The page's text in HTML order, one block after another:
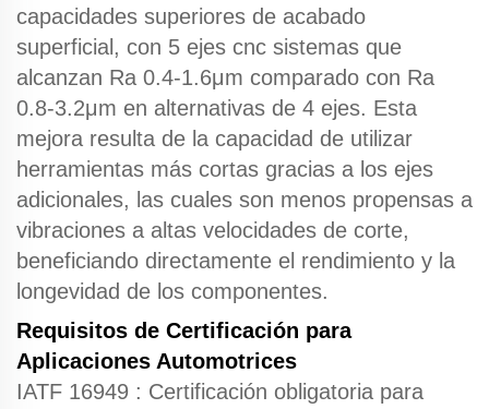
capacidades superiores de acabado
superficial, con 5 ejes cnc sistemas que
alcanzan Ra 0.4-1.6μm comparado con Ra
0.8-3.2μm en alternativas de 4 ejes. Esta
mejora resulta de la capacidad de utilizar
herramientas más cortas gracias a los ejes
adicionales, las cuales son menos propensas a
vibraciones a altas velocidades de corte,
beneficiando directamente el rendimiento y la
longevidad de los componentes.
Requisitos de Certificación para
Aplicaciones Automotrices
IATF 16949 : Certificación obligatoria para